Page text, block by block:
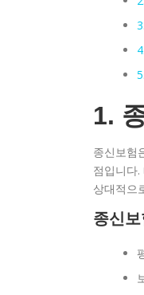
1.
종신보험
점입니다
상대적으
종신